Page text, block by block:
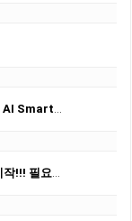
아요(새상품)
챙겨가세요!!